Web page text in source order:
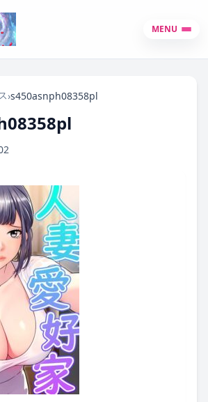
MENU
›s450asnph08358pl